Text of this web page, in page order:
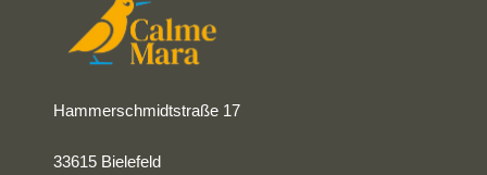
Hammerschmidtstraße 17
33615 Bielefeld